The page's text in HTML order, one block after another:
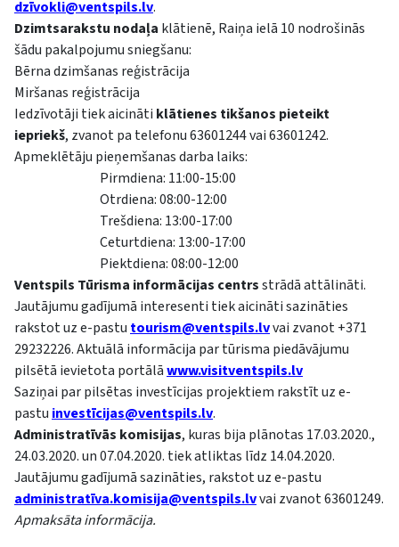
dzīvokli@ventspils.lv.
Dzimtsarakstu nodaļa klātienē, Raiņa ielā 10 nodrošinās
šādu pakalpojumu sniegšanu:
Bērna dzimšanas reģistrācija
Miršanas reģistrācija
Iedzīvotāji tiek aicināti klātienes tikšanos pieteikt
iepriekš, zvanot pa telefonu 63601244 vai 63601242.
Apmeklētāju pieņemšanas darba laiks:
Pirmdiena: 11:00-15:00
Otrdiena: 08:00-12:00
Trešdiena: 13:00-17:00
Ceturtdiena: 13:00-17:00
Piektdiena: 08:00-12:00
Ventspils Tūrisma informācijas centrsstrādā attālināti.
Jautājumu gadījumā interesenti tiek aicināti sazināties
rakstot uz e-pastu tourism@ventspils.lvvai zvanot +371
29232226. Aktuālā informācija par tūrisma piedāvājumu
pilsētā ievietota portālāwww.visitventspils.lv
Saziņai par pilsētas investīcijas projektiem rakstīt uz e-
pastu investīcijas@ventspils.lv.
Administratīvās komisijas, kuras bija plānotas 17.03.2020.,
24.03.2020. un 07.04.2020. tiek atliktas līdz 14.04.2020.
Jautājumu gadījumā sazināties, rakstot uz e-pastu
administratīva.komisija@ventspils.lvvai zvanot 63601249.
Apmaksāta informācija.